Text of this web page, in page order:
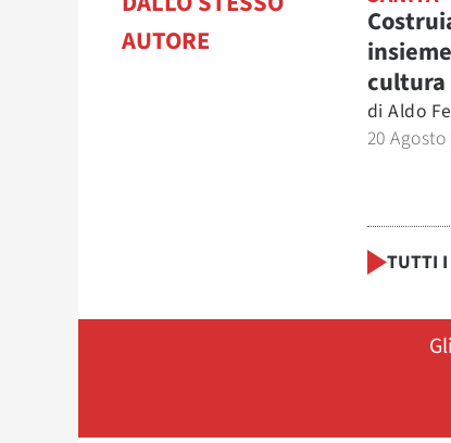
AUTORE
cultura
di Aldo
20 Agosto
TUTTI